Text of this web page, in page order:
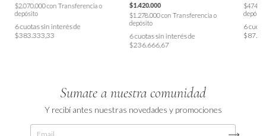
$2.070.000con Transferencia o
depósito
6cuotas sin interés de
$383.333,33
$1.420.000
$1.278.000con Transferencia o
depósito
6cuotas sin interés de
$236.666,67
depósito
6
Sumate a nuestra comunidad
Y recibí antes nuestras novedades y promociones